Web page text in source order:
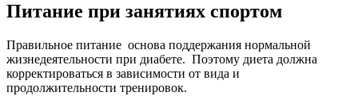
Питание при занятиях спортом
Правильное питание основа поддержания нормальной
жизнедеятельности при диабете. Поэтому диета должна
корректироваться в зависимости от вида и
продолжительности тренировок.